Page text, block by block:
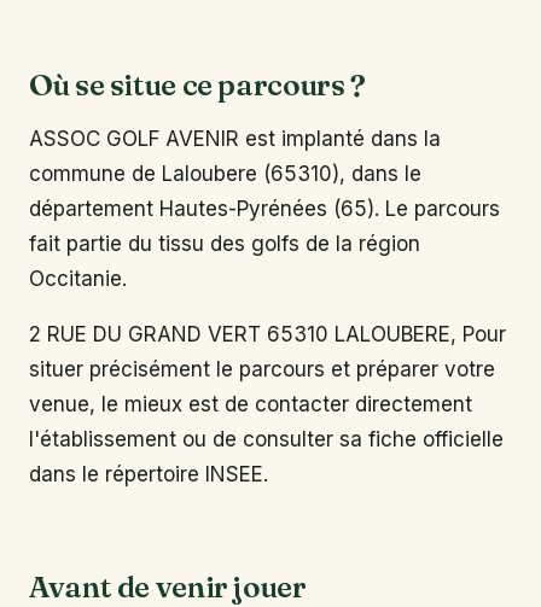
Où se situe ce parcours ?
ASSOC GOLF AVENIR est implanté dans la
commune de Laloubere (65310), dans le
département Hautes-Pyrénées (65). Le parcours
fait partie du tissu des golfs de la région
Occitanie.
2 RUE DU GRAND VERT 65310 LALOUBERE, Pour
situer précisément le parcours et préparer votre
venue, le mieux est de contacter directement
l'établissement ou de consulter sa fiche officielle
dans le répertoire INSEE.
Avant de venir jouer